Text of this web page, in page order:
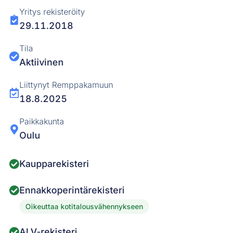
Yritys rekisteröity
29.11.2018
Tila
Aktiivinen
Liittynyt Remppakamuun
18.8.2025
Paikkakunta
Oulu
Kaupparekisteri
Ennakkoperintärekisteri
Oikeuttaa kotitalousvähennykseen